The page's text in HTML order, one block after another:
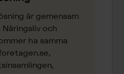
är gemensam
och
ha samma